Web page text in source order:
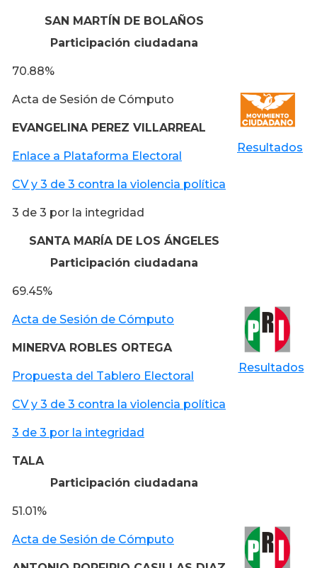
SAN MARTÍN DE BOLAÑOS
Participación ciudadana
70.88%
Acta de Sesión de Cómputo
EVANGELINA PEREZ VILLARREAL
Enlace a Plataforma Electoral
CV y 3 de 3 contra la violencia política
3 de 3 por la integridad
Resultados
SANTA MARÍA DE LOS ÁNGELES
Participación ciudadana
69.45%
Acta de Sesión de Cómputo
MINERVA ROBLES ORTEGA
Propuesta del Tablero Electoral
CV y 3 de 3 contra la violencia política
3 de 3 por la integridad
Resultados
TALA
Participación ciudadana
51.01%
Acta de Sesión de Cómputo